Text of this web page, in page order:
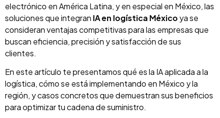
electrónico en América Latina, y en especial en México, las
soluciones que integran IA en logística Méxicoya se
consideran ventajas competitivas para las empresas que
buscan eficiencia, precisión y satisfacción de sus
clientes.
En este artículo te presentamos qué es la IA aplicada a la
logística, cómo se está implementando en México y la
región, y casos concretos que demuestran sus beneficios
para optimizar tu cadena de suministro.